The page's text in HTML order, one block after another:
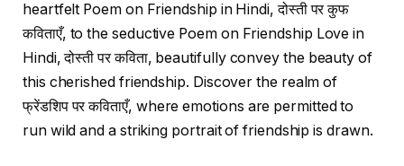
heartfelt Poem on Friendship in Hindi, दोस्ती पर कुफ
कविताएँ, to the seductive Poem on Friendship Love in
Hindi, दोस्ती पर कविता, beautifully convey the beauty of
this cherished friendship. Discover the realm of
फ्रेंडशिप पर कविताएँ, where emotions are permitted to
run wild and a striking portrait of friendship is drawn.